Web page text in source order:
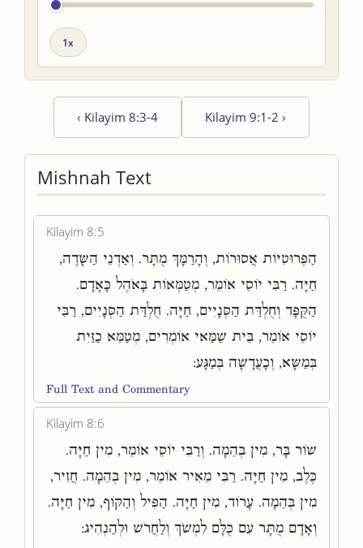
Playback
‹ Kilayim 8:3-4 Kilayim 9:1-2 ›
Mishnah Text
Kilayim 8:5
הַפְּרוּטִיּוֹת אֲסוּרוֹת, וְהָרַמָּךְ מֻתָּר. וְאַדְנֵי הַשָּׂדֶה,
חַיָּה. רַבִּי יוֹסֵי אוֹמֵר, מְטַמְּאוֹת בָּאֹהֶל כָּאָדָם.
הַקֻּפָּד וְחֻלְדַּת הַסְּנָיִים, חַיָּה. חֻלְדַּת הַסְּנָיִים, רַבִּי
יוֹסֵי אוֹמֵר, בֵּית שַׁמַּאי אוֹמְרִים, מְטַמֵּא כַזַּיִת
בְּמַשָּׂא, וְכָעֲדָשָׁה בְּמַגָּע:
Full Text and Commentary
Kilayim 8:6
שׁוֹר בָּר, מִין בְּהֵמָה. וְרַבִּי יוֹסֵי אוֹמֵר, מִין חַיָּה.
כֶּלֶב, מִין חַיָּה. רַבִּי מֵאִיר אוֹמֵר, מִין בְּהֵמָה. חֲזִיר,
מִין בְּהֵמָה. עָרוֹד, מִין חַיָּה. הַפִּיל וְהַקּוֹף, מִין חַיָּה.
וְאָדָם מֻתָּר עִם כֻּלָּם לִמְשֹׁךְ וְלַחֲרֹשׁ וּלְהַנְהִיג: